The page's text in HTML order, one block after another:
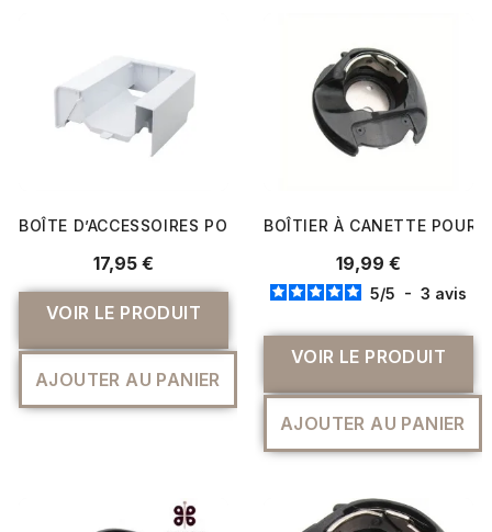
BOÎTE D’ACCESSOIRES POUR BERNETTE CHICAGO 7
17,95 €
VOIR LE PRODUIT
AJOUTER AU PANIER
BOÎTIER À CANETTE POUR
19,99 €
5/5 - 3 avis
VOIR LE PRODUIT
AJOUTER AU PANIER